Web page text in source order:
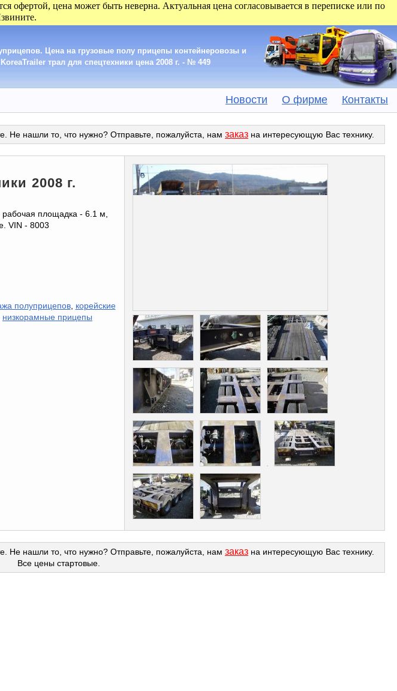
офертой, цена может быть неверна. Актуальная цена согласовывается в переписке или по
Цена на грузовые полу прицепы контейнеровозы и
трал для спецтехники цена 2008 г. - № 449
Новости О фирме Контакты
Не нашли то, что нужно? Отправьте, пожалуйста, нам заказ на интересующую Вас технику.
2008 г.
рабочая площадка - 6.1 м,
VIN - 8003
полуприцепов, корейские
низкорамные прицепы
Не нашли то, что нужно? Отправьте, пожалуйста, нам заказ на интересующую Вас технику.
Все цены стартовые.